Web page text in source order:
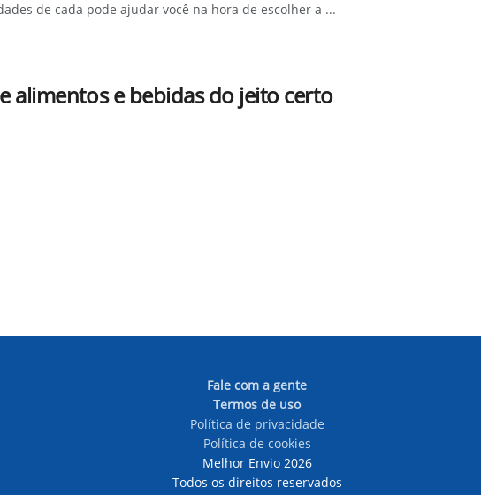
de cada pode ajudar você na hora de escolher a ...
alimentos e bebidas do jeito certo
Fale com a gente
Termos de uso
Política de privacidade
Política de cookies
Melhor Envio 2026
Todos os direitos reservados